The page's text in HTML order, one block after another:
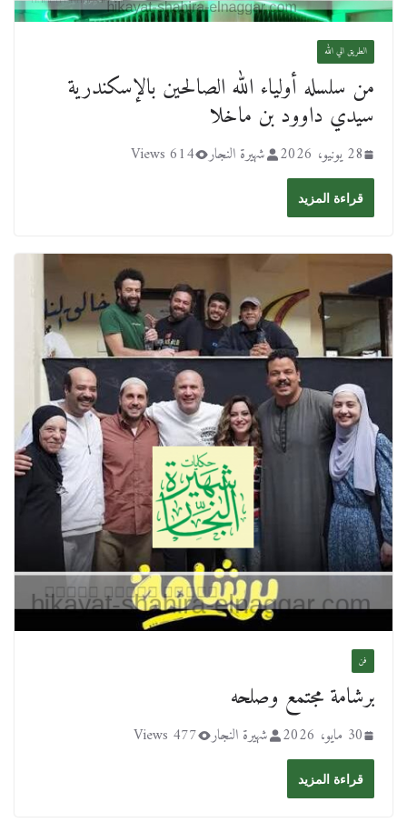
الطريق الي الله
من سلسله أولياء الله الصالحين بالإسكندرية
سيدي داوود بن ماخلا
28 يونيو، 2026 شهيرة النجار 614 Views
قراءة المزيد
فن
برشامة مجتمع وصلحه
30 مايو، 2026 شهيرة النجار 477 Views
قراءة المزيد